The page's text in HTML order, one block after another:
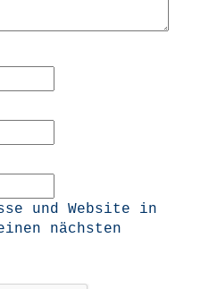
und Website in
nächsten